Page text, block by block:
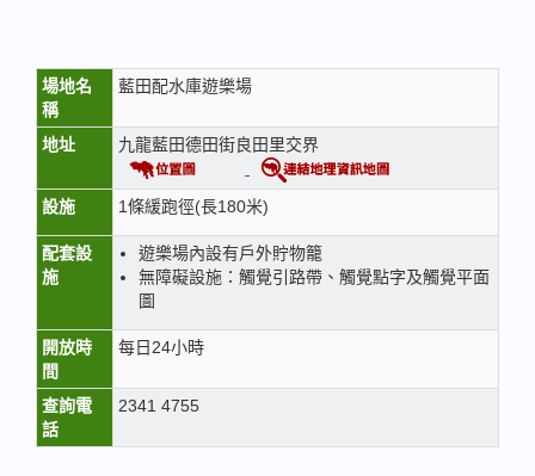
場地名
稱
藍田配水庫遊樂場
地址 九龍藍田德田街良田里交界
設施 1條緩跑徑(長180米)
配套設
施
遊樂場內設有戶外貯物籠
無障礙設施：觸覺引路帶、觸覺點字及觸覺平面
圖
開放時
間
每日24小時
查詢電
話
2341 4755